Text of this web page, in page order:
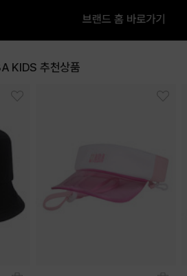
KIDS 추천상품